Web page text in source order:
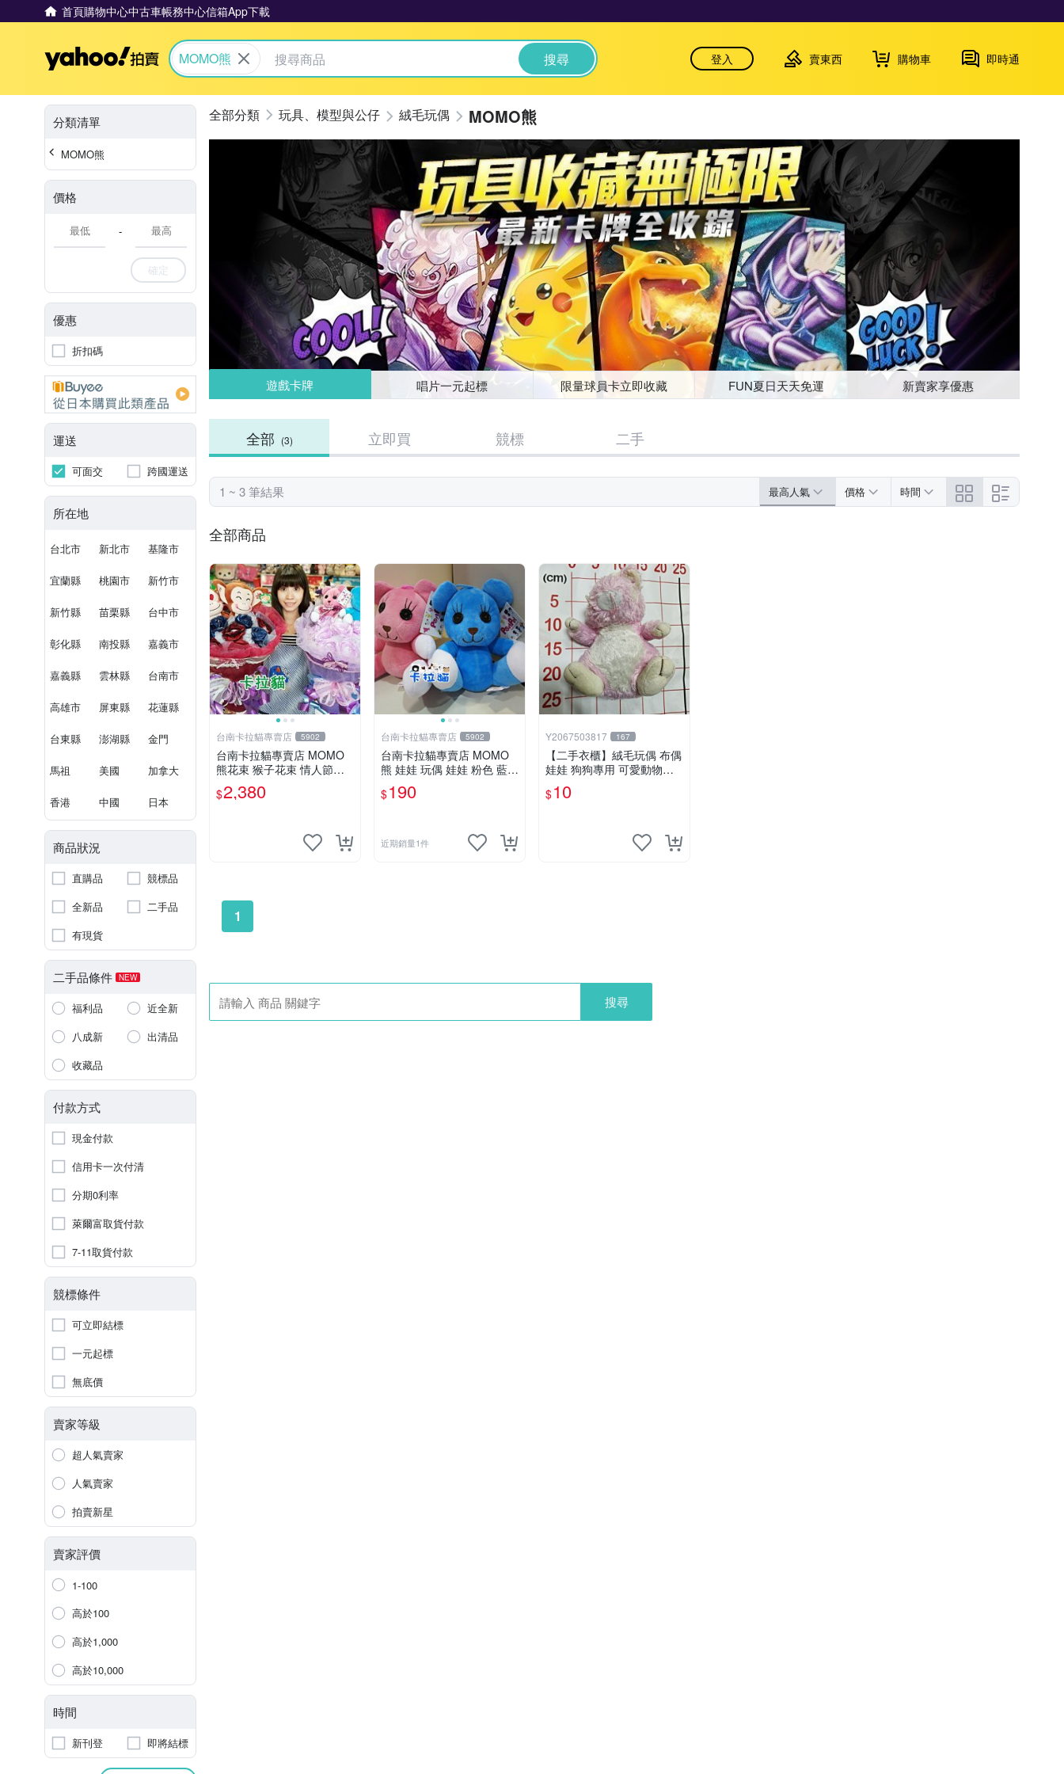
首頁購物中心中古車帳務中心信箱App下載
Yahoo拍賣
MOMO熊 搜尋 登入 賣東西 購物車 即時通
分類清單
MOMO熊
價格
-
確定
優惠
折扣碼
運送
可面交 跨國運送
所在地
台北市 新北市 基隆市
宜蘭縣 桃園市 新竹市
新竹縣 苗栗縣 台中市
彰化縣 南投縣 嘉義市
嘉義縣 雲林縣 台南市
高雄市 屏東縣 花蓮縣
台東縣 澎湖縣 金門
馬祖 美國 加拿大
香港 中國 日本
商品狀況
直購品
競標品
全新品
二手品
有現貨
二手品條件 NEW
福利品
近全新
八成新
出清品
收藏品
付款方式
現金付款
信用卡一次付清
分期0利率
萊爾富取貨付款
7-11取貨付款
競標條件
可立即結標
一元起標
無底價
賣家等級
超人氣賣家
人氣賣家
拍賣新星
賣家評價
1-100
高於100
高於1,000
高於10,000
時間
新刊登 即將結標
玩具、模型與公仔 絨毛玩偶 MOMO熊
遊戲卡牌 唱片一元起標 限量球員卡立即收藏 FUN夏日天天免運 新賣家享優惠
全部 (3) 立即買 競標 二手
1 ~ 3 筆結果 最高人氣 價格 時間
全部商品
台南卡拉貓專賣店 5902
台南卡拉貓專賣店 MOMO
熊花束 猴子花束 情人節禮
物 二選一 可繡字 可今天寄
明天到
$2,380
台南卡拉貓專賣店 5902
台南卡拉貓專賣店 MOMO
熊 娃娃 玩偶 娃娃 粉色 藍色
2色分售
$190
近期銷量1件
Y2067503817 167
【二手衣櫃】絨毛玩偶 布偶
娃娃 狗狗專用 可愛動物系
列 耐咬耐磨玩具 玩偶 粉紅
熊寵物玩具 1120929
$10
1
搜尋